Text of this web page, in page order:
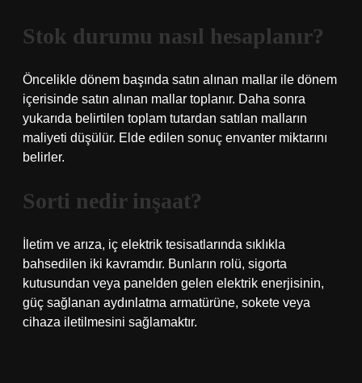
Stok durumu nasıl hesaplanır?
Öncelikle dönem başında satın alınan mallar ile dönem
içerisinde satın alınan mallar toplanır. Daha sonra
yukarıda belirtilen toplam tutardan satılan malların
maliyeti düşülür. Elde edilen sonuç envanter miktarını
belirler.
Sorti nedir inşaat?
İletim ve arıza, iç elektrik tesisatlarında sıklıkla
bahsedilen iki kavramdır. Bunların rolü, sigorta
kutusundan veya panelden gelen elektrik enerjisinin,
güç sağlanan aydınlatma armatürüne, sokete veya
cihaza iletilmesini sağlamaktır.